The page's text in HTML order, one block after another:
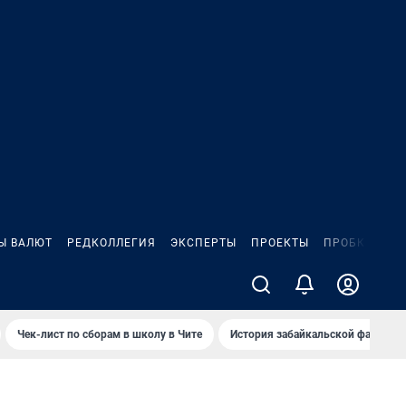
ВАЛЮТ РЕДКОЛЛЕГИЯ ЭКСПЕРТЫ ПРОЕКТЫ ПРОБКИ
Чек-лист по сборам в школу в Чите История забайкальской фамилии